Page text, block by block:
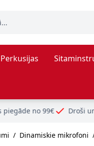
Perkusijas
Droši un ērti maksājumu
/ Dinamiskie mikrofoni